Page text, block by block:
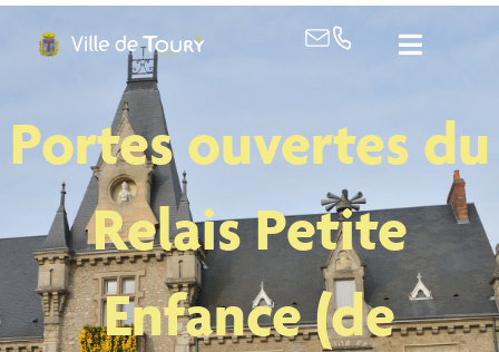
Portes ouvertes du
Relais Petite
Enfance (de